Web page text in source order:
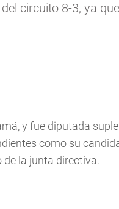
circuito 8-3, ya
y fue diputada
como su
de la junta directiva.